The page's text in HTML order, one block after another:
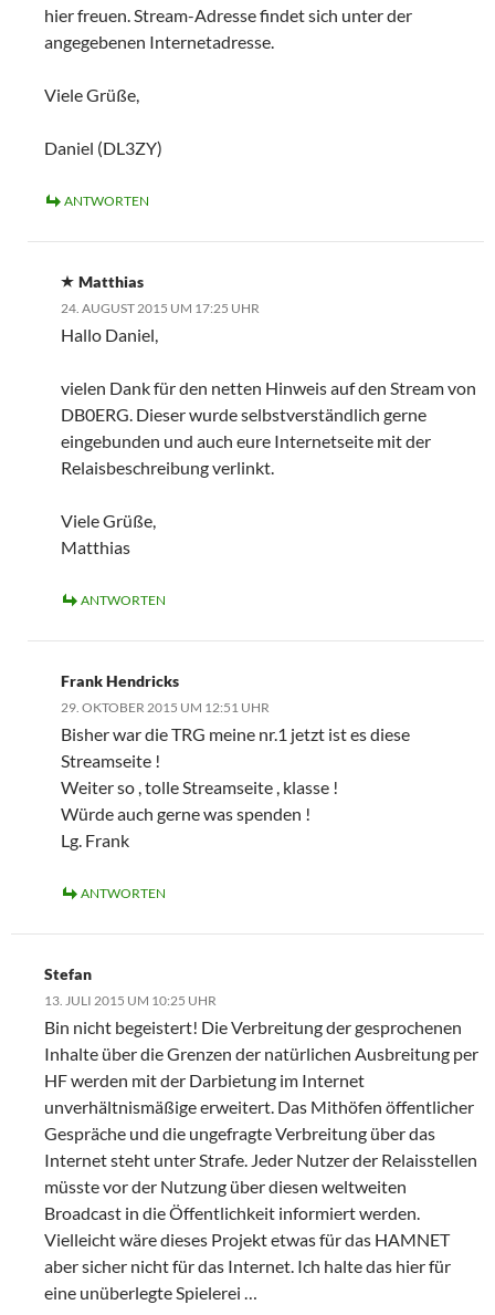
hier freuen. Stream-Adresse findet sich unter der
angegebenen Internetadresse.
Viele Grüße,
Daniel (DL3ZY)
ANTWORTEN
Matthias
24. AUGUST 2015 UM 17:25 UHR
Hallo Daniel,
vielen Dank für den netten Hinweis auf den Stream von
DB0ERG. Dieser wurde selbstverständlich gerne
eingebunden und auch eure Internetseite mit der
Relaisbeschreibung verlinkt.
Viele Grüße,
Matthias
ANTWORTEN
Frank Hendricks
29. OKTOBER 2015 UM 12:51 UHR
Bisher war die TRG meine nr.1 jetzt ist es diese
Streamseite !
Weiter so , tolle Streamseite , klasse !
Würde auch gerne was spenden !
Lg. Frank
ANTWORTEN
Stefan
13. JULI 2015 UM 10:25 UHR
Bin nicht begeistert! Die Verbreitung der gesprochenen
Inhalte über die Grenzen der natürlichen Ausbreitung per
HF werden mit der Darbietung im Internet
unverhältnismäßige erweitert. Das Mithöfen öffentlicher
Gespräche und die ungefragte Verbreitung über das
Internet steht unter Strafe. Jeder Nutzer der Relaisstellen
müsste vor der Nutzung über diesen weltweiten
Broadcast in die Öffentlichkeit informiert werden.
Vielleicht wäre dieses Projekt etwas für das HAMNET
aber sicher nicht für das Internet. Ich halte das hier für
eine unüberlegte Spielerei …